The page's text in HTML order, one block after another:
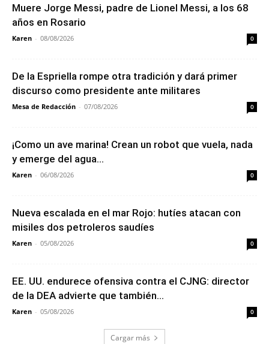
Muere Jorge Messi, padre de Lionel Messi, a los 68
años en Rosario
Karen - 08/08/2026 0
De la Espriella rompe otra tradición y dará primer
discurso como presidente ante militares
Mesa de Redacción - 07/08/2026 0
¡Como un ave marina! Crean un robot que vuela, nada
y emerge del agua...
Karen - 06/08/2026 0
Nueva escalada en el mar Rojo: hutíes atacan con
misiles dos petroleros saudíes
Karen - 05/08/2026 0
EE. UU. endurece ofensiva contra el CJNG: director
de la DEA advierte que también...
Karen - 05/08/2026 0
Cargar más